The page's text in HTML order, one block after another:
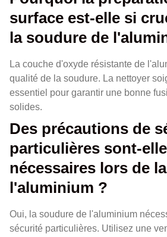
surface est-elle si
la soudure de
La couche d'oxyde résistante de
qualité de la soudure. La nettoyer
essentiel pour garantir une bonne
solides.
Des précautions de
particulières sont-
nécessaires lors de
l'aluminium ?
Oui, la soudure de l'aluminium
sécurité particulières. Utilisez une